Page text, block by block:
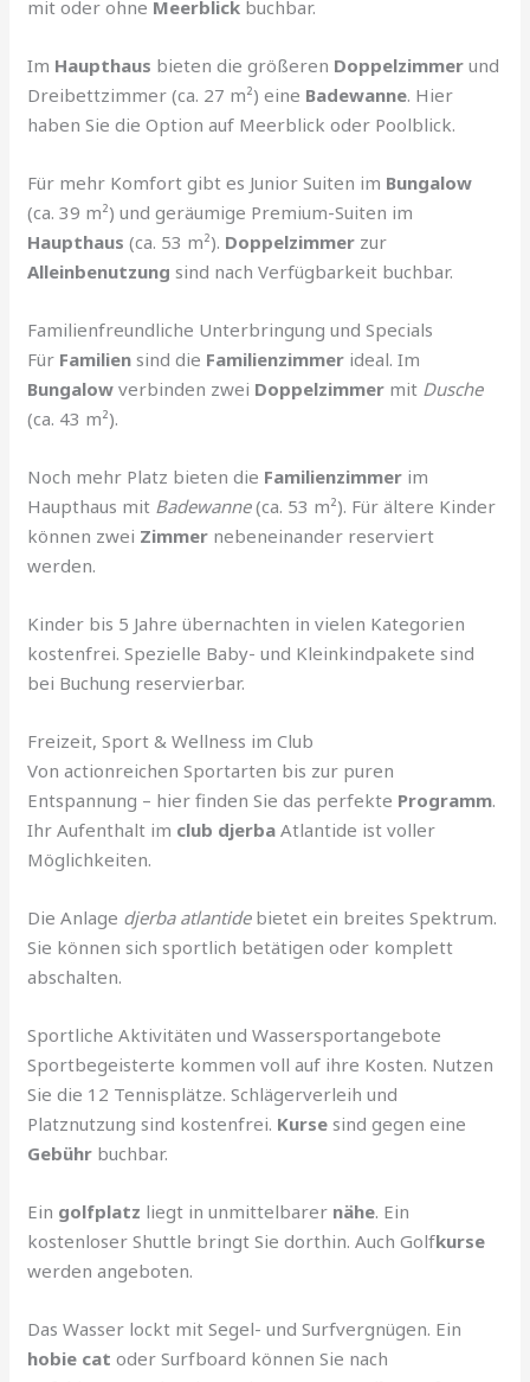
mit oder ohne Meerblick buchbar.
Im Haupthaus bieten die größeren Doppelzimmer und
Dreibettzimmer (ca. 27 m²) eine Badewanne. Hier
haben Sie die Option auf Meerblick oder Poolblick.
Für mehr Komfort gibt es Junior Suiten im Bungalow
(ca. 39 m²) und geräumige Premium-Suiten im
Haupthaus (ca. 53 m²). Doppelzimmer zur
Alleinbenutzung sind nach Verfügbarkeit buchbar.
Familienfreundliche Unterbringung und Specials
Für Familien sind die Familienzimmer ideal. Im
Bungalow verbinden zwei Doppelzimmer mit Dusche
(ca. 43 m²).
Noch mehr Platz bieten die Familienzimmer im
Haupthaus mit Badewanne(ca. 53 m²). Für ältere Kinder
können zwei Zimmer nebeneinander reserviert
werden.
Kinder bis 5 Jahre übernachten in vielen Kategorien
kostenfrei. Spezielle Baby- und Kleinkindpakete sind
bei Buchung reservierbar.
Freizeit, Sport & Wellness im Club
Von actionreichen Sportarten bis zur puren
Entspannung – hier finden Sie das perfekte Programm.
Ihr Aufenthalt im club djerba Atlantide ist voller
Möglichkeiten.
Die Anlage djerba atlantidebietet ein breites Spektrum.
Sie können sich sportlich betätigen oder komplett
abschalten.
Sportliche Aktivitäten und Wassersportangebote
Sportbegeisterte kommen voll auf ihre Kosten. Nutzen
Sie die 12 Tennisplätze. Schlägerverleih und
Platznutzung sind kostenfrei. Kurse sind gegen eine
Gebühr buchbar.
Ein golfplatz liegt in unmittelbarer nähe. Ein
kostenloser Shuttle bringt Sie dorthin. Auch Golfkurse
werden angeboten.
Das Wasser lockt mit Segel- und Surfvergnügen. Ein
hobie cat oder Surfboard können Sie nach